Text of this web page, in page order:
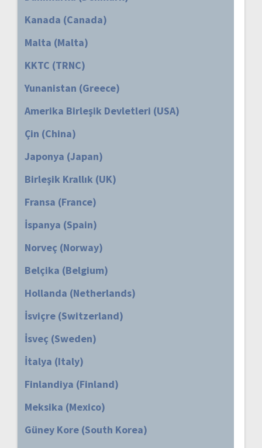
Kanada (Canada)
Malta (Malta)
KKTC (TRNC)
Yunanistan (Greece)
Amerika Birleşik Devletleri (USA)
Çin (China)
Japonya (Japan)
Birleşik Krallık (UK)
Fransa (France)
İspanya (Spain)
Norveç (Norway)
Belçika (Belgium)
Hollanda (Netherlands)
İsviçre (Switzerland)
İsveç (Sweden)
İtalya (Italy)
Finlandiya (Finland)
Meksika (Mexico)
Güney Kore (South Korea)